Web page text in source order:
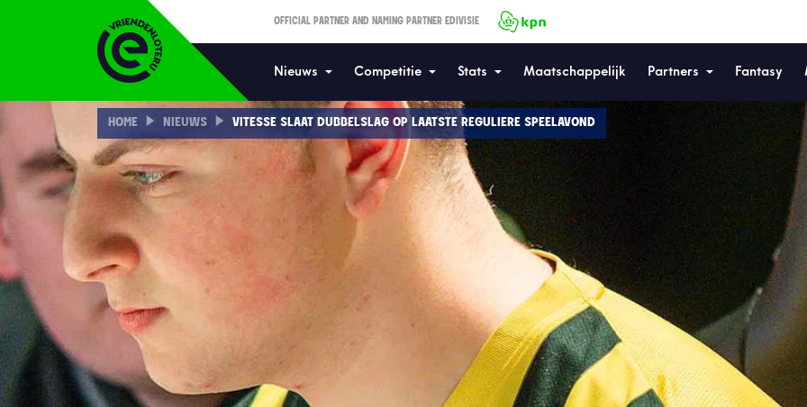
OFFICIAL PARTNER AND NAMING PARTNER EDIVISIE
Nieuws Competitie Stats Maatschappelijk Partners Fantasy
HOME NIEUWS VITESSE SLAAT DUBBELSLAG OP LAATSTE REGULIERE SPEELAVOND